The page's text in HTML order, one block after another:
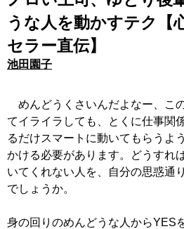
うな人を動かすテク【
セラー直伝】
池田園子
めんどうくさいんだよなー、こ
てイライラしても、とくに仕事関
るだけスマートに動いてもらうよ
かける必要があります。どうすれ
いてくれない人を、自分の思惑通
でしょうか。
身の回りのめんどうな人からYES